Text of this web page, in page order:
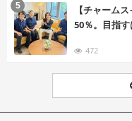
【チャーム
50％。目指
472
5